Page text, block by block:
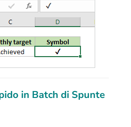
in Batch di Spunte